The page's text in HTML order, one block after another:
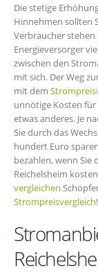
Die stetige
Hinnehmen sollten
Verbraucher stehen
Energieversorger
zwischen den
mit sich. Der Weg
mit dem
unnötige Kosten für
etwas anderes. Je
Sie durch das
hundert Euro
bezahlen, wenn Sie
Reichelsheim
vergleichen
Strompreisvergleich!